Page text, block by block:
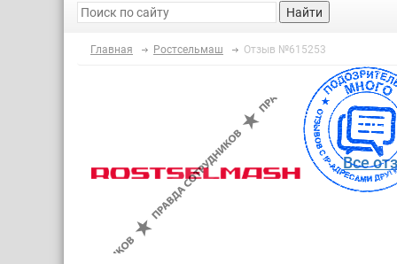
Найти
Главная Ростсельмаш Отзыв №615253
Все